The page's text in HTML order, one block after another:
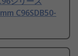
C96SDB50-